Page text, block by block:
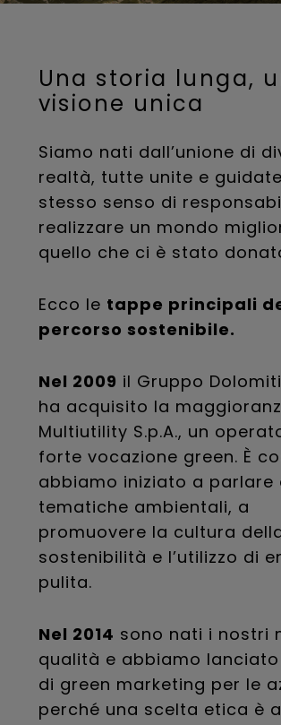
Una storia lunga,
visione unica
Siamo nati dall’unione di
realtà, tutte unite e
stesso senso di
realizzare un mondo
quello che ci è stato
Ecco le tappe principali
percorso sostenibile.
Nel 2009 il Gruppo
ha acquisito la
Multiutility S.p.A., un
forte vocazione green. È
abbiamo iniziato a parlare
tematiche ambientali, a
promuovere la cultura
sostenibilità e l’utilizzo di
pulita.
Nel 2014 sono nati i nostri
qualità e abbiamo lanciato
di green marketing per le
perché una scelta etica è